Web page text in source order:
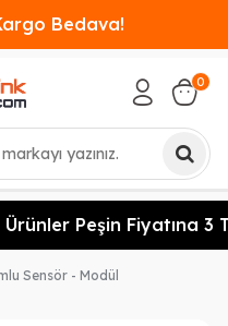
Bedava!
0
Peşin Fiyatına 3
Sensör - Modül